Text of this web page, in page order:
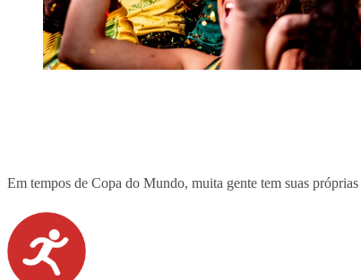
Em tempos de Copa do Mundo, muita gente tem suas próprias